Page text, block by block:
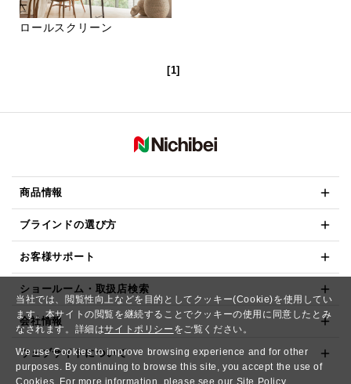
当社では、閲覧性向上などを目的としてクッキー(Cookie)を使用してい
ます。本サイトの閲覧を継続することでクッキーの使用に同意したとみ
なされます。詳細はサイトポリシー をご覧ください。
We use Cookies to improve browsing experience and for other
purposes. By continuing to browse this site, you accept the use of
Cookies. For more information, please see our Site Policy.
ロールスクリーン
[1]
商品情報
ブラインドの選び方
お客様サポート
ショールーム・取扱店検索
会社情報
ウェブサイトについて